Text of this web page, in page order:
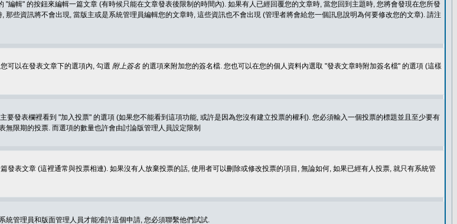
輯" 的按鈕來編輯一篇文章 (有時候只能在文章發表後限制的時間內). 如果有人已經回覆您的文章時, 當您回到主題時, 您將會發現在您所發
些資訊將不會出現, 當版主或是系統管理員編輯您的文章時, 這些資訊也不會出現 (管理者將會給您一個訊息說明為何要修改您的文章). 請注
可以在發表文章下的選項內, 勾選 附上簽名 的選項來附加您的簽名檔. 您也可以在您的個人資料內選取 "發表文章時附加簽名檔" 的選項 (這樣
發表欄裡看到 "加入投票" 的選項 (如果您不能看到這項功能, 或許是因為您沒有建立投票的權利). 您必須輸入一個投票的標題並且至少要有
限期的投票. 而選項的數量也許會由討論版管理人員設定限制
表文章 (這裡通常與投票相連). 如果沒有人放棄投票的話, 使用者可以刪除或修改投票的項目, 無論如何, 如果已經有人投票, 就只有系統管
統管理員和版面管理人員才能准許這個申請, 您必須聯繫他們試試.